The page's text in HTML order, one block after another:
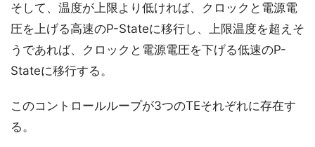
そして、温度が上限より低ければ、クロックと電源電
圧を上げる高速のP-Stateに移行し、上限温度を超えそ
うであれば、クロックと電源電圧を下げる低速のP-
Stateに移行する。
このコントロールループが3つのTEそれぞれに存在す
る。